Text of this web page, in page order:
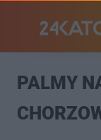
PALMY